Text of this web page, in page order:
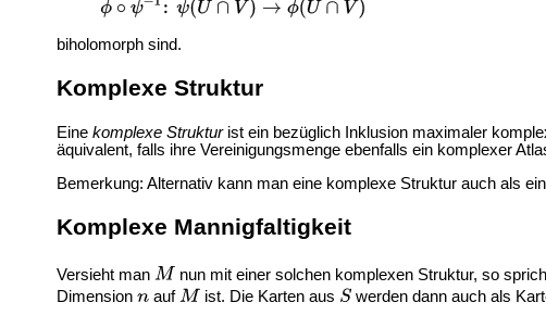
biholomorph sind.
Komplexe Struktur
Eine komplexe Strukturist ein bezüglich Inklusion maximaler
äquivalent, falls ihre Vereinigungsmenge ebenfalls ein komplexer
Bemerkung: Alternativ kann man eine komplexe Struktur auch als
Komplexe Mannigfaltigkeit
Versieht man nun mit einer solchen komplexen Struktur, so
Dimension
auf ist. Die Karten aus werden dann auch als